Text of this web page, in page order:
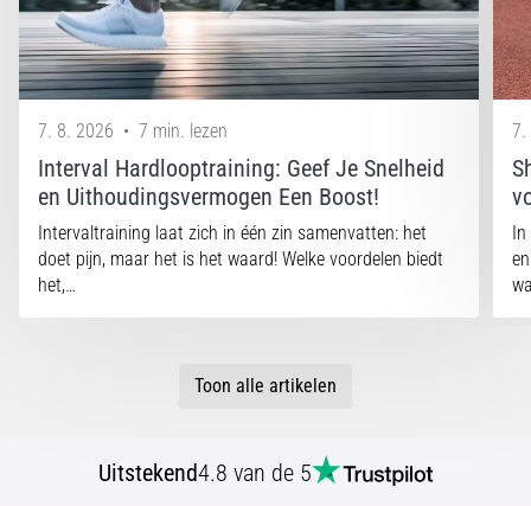
7. 8. 2026 • 7 min. lezen
Interval Hardlooptraining: Geef Je Snelheid
en Uithoudingsvermogen Een Boost!
Intervaltraining laat zich in één zin samenvatten: het
doet pijn, maar het is het waard! Welke voordelen biedt
het,…
7.
Toon alle artikelen
Uitstekend4.8 van de 5